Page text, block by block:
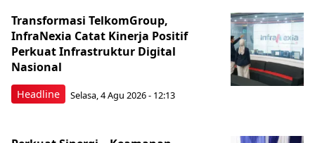
Headline
Transformasi TelkomGroup,
InfraNexia Catat Kinerja Positif
Perkuat Infrastruktur Digital
Nasional
Selasa, 4 Agu 2026 - 12:13